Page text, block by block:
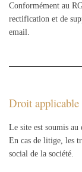
Conformément au
rectification et de
email.
Droit applicable
Le site est soumis au
En cas de litige, les
social de la société.